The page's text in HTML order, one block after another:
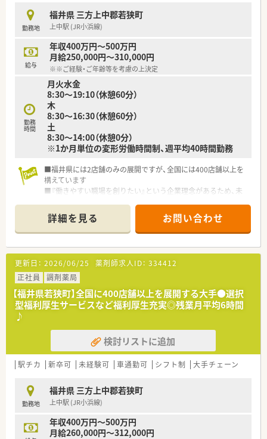
勤務地
福井県 三方上中郡若狭町
上中駅 (JR小浜線)
給与
年収400万円～500万円
月給250,000円～310,000円
※※ご経験・ご年齢等を考慮の上決定
勤務
時間
月火水金
8:30～19:10（休憩60分）
木
8:30～16:30（休憩60分）
土
8:30～14:00（休憩0分）
※1か月単位の変形労働時間制、週平均40時間勤務
■福井県には2店舗のみの展開ですが、全国には400店舗以上を
構えています
■『働きやすい職場を創りたい』という企業理念があるため、未
■教育研修制度も充実◎学会・学術発表やマネジメント研修、病
院研修や領域別プログラムなど学びたい方・薬剤師としてスキル
アップをお考えの方必見です！
詳細を見る お問い合わせ
更新日： 2026/06/25 薬剤師求人ID： 334412
正社員
調剤薬局
【福井県若狭町】全国に400店舗以上を展開する大手●選択
型福利厚生サービスなど福利厚生充実◎残業月平均6時間
♪
検討リストに追加
駅チカ 新卒可 未経験可 車通勤可 シフト制 大手チェーン
勤務地
福井県 三方上中郡若狭町
上中駅 (JR小浜線)
年収400万円～500万円
月給260,000円～312,000円